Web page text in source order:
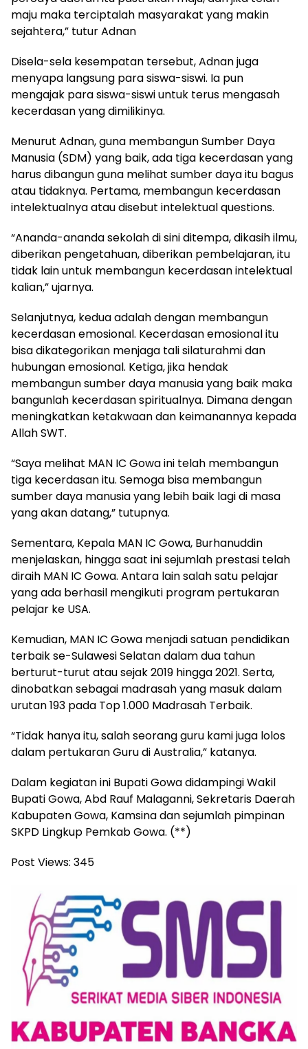
maju maka terciptalah masyarakat yang makin
sejahtera,” tutur Adnan
Disela-sela kesempatan tersebut, Adnan juga
menyapa langsung para siswa-siswi. Ia pun
mengajak para siswa-siswi untuk terus mengasah
kecerdasan yang dimilikinya.
Menurut Adnan, guna membangun Sumber Daya
Manusia (SDM) yang baik, ada tiga kecerdasan yang
harus dibangun guna melihat sumber daya itu bagus
atau tidaknya. Pertama, membangun kecerdasan
intelektualnya atau disebut intelektual questions.
“Ananda-ananda sekolah di sini ditempa, dikasih ilmu,
diberikan pengetahuan, diberikan pembelajaran, itu
tidak lain untuk membangun kecerdasan intelektual
kalian,” ujarnya.
Selanjutnya, kedua adalah dengan membangun
kecerdasan emosional. Kecerdasan emosional itu
bisa dikategorikan menjaga tali silaturahmi dan
hubungan emosional. Ketiga, jika hendak
membangun sumber daya manusia yang baik maka
bangunlah kecerdasan spiritualnya. Dimana dengan
meningkatkan ketakwaan dan keimanannya kepada
Allah SWT.
“Saya melihat MAN IC Gowa ini telah membangun
tiga kecerdasan itu. Semoga bisa membangun
sumber daya manusia yang lebih baik lagi di masa
yang akan datang,” tutupnya.
Sementara, Kepala MAN IC Gowa, Burhanuddin
menjelaskan, hingga saat ini sejumlah prestasi telah
diraih MAN IC Gowa. Antara lain salah satu pelajar
yang ada berhasil mengikuti program pertukaran
pelajar ke USA.
Kemudian, MAN IC Gowa menjadi satuan pendidikan
terbaik se-Sulawesi Selatan dalam dua tahun
berturut-turut atau sejak 2019 hingga 2021. Serta,
dinobatkan sebagai madrasah yang masuk dalam
urutan 193 pada Top 1.000 Madrasah Terbaik.
“Tidak hanya itu, salah seorang guru kami juga lolos
dalam pertukaran Guru di Australia,” katanya.
Dalam kegiatan ini Bupati Gowa didampingi Wakil
Bupati Gowa, Abd Rauf Malaganni, Sekretaris Daerah
Kabupaten Gowa, Kamsina dan sejumlah pimpinan
SKPD Lingkup Pemkab Gowa. (**)
Post Views: 345